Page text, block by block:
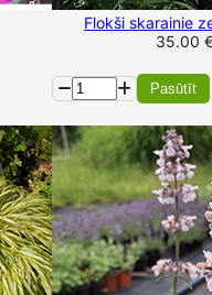
Flokši skarainie
35.00
Pasūtīt